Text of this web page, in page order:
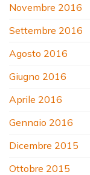
Novembre 2016
Settembre 2016
Agosto 2016
Giugno 2016
Aprile 2016
Gennaio 2016
Dicembre 2015
Ottobre 2015